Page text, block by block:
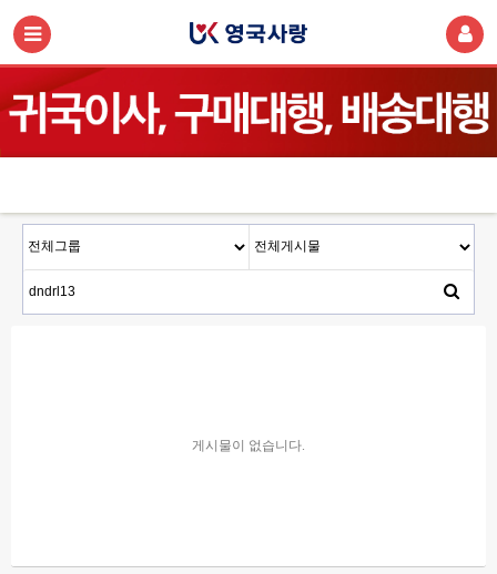
게시물이 없습니다.